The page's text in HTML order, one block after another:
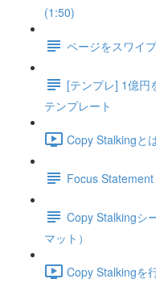
(1:50)
ページをスワイ
[テンプレ] 1億円
テンプレート
Copy Stalkingと
Focus
Copy Stalkingシ
マット）
Copy Stalkingを